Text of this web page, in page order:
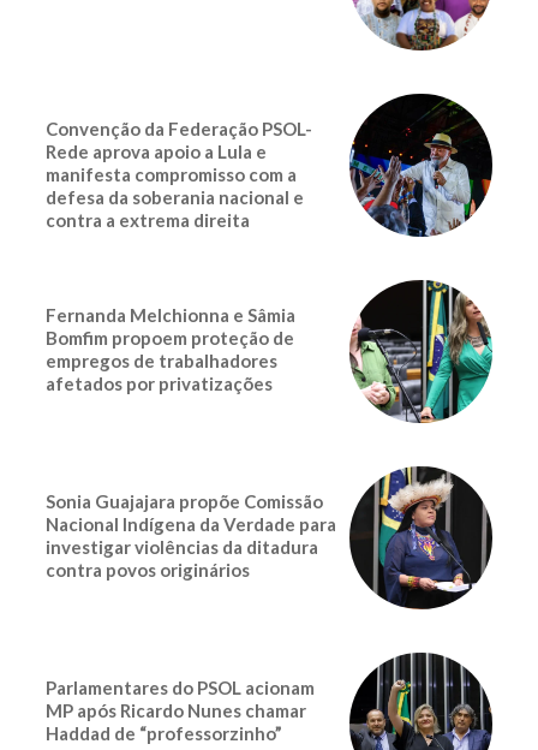
Convenção da Federação PSOL-
Rede aprova apoio a Lula e
manifesta compromisso com a
defesa da soberania nacional e
contra a extrema direita
Fernanda Melchionna e Sâmia
Bomfim propoem proteção de
empregos de trabalhadores
afetados por privatizações
Sonia Guajajara propõe Comissão
Nacional Indígena da Verdade para
investigar violências da ditadura
contra povos originários
Parlamentares do PSOL acionam
MP após Ricardo Nunes chamar
Haddad de “professorzinho”